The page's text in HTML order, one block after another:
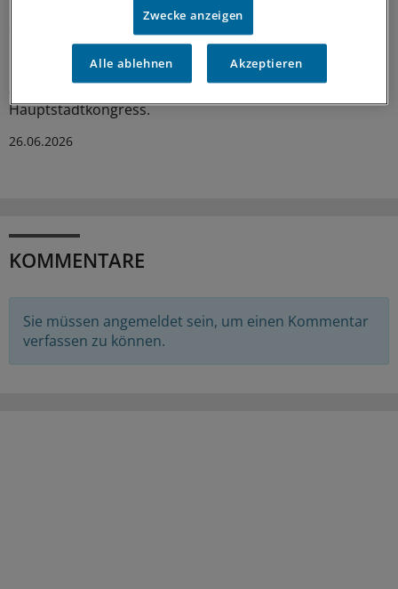
MVZ-Strukturen gelten häufig als Erfolgsmodell gegen
den Ärztemangel. Warum sie in der Dermatologie
mittlerweile Standard sind und wie ein regionales
Gesundheitszentrum in Niedersachsen die Versorgung
auf dem Land sichert, zeigte ein Panel auf dem
Hauptstadtkongress.
26.06.2026
KOMMENTARE
Sie müssen angemeldet sein, um einen Kommentar
verfassen zu können.
Zwecke anzeigen
Alle ablehnen Akzeptieren